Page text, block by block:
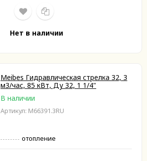
Нет в наличии
Meibes Гидравлическая стрелка 32, 3
м3/час, 85 кВт, Ду 32, 1 1/4"
В наличии
Артикул: M66391.3RU
отопление